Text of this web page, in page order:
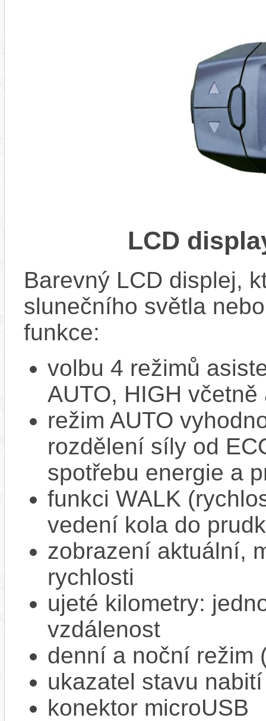
LCD
Barevný LCD displej,
slunečního světla
funkce:
volbu 4 režimů
AUTO, HIGH
režim AUTO
rozdělení síly od
spotřebu energie a
funkci WALK
vedení kola do
zobrazení aktuální,
rychlosti
ujeté kilometry:
vzdálenost
denní a noční režim
ukazatel stavu
konektor microUSB